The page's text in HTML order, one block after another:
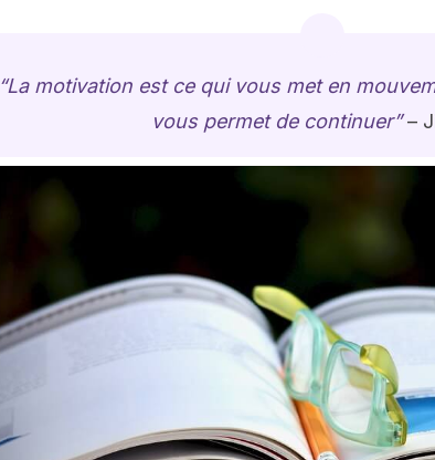
“La motivation est ce qui vous met en
vous permet de continuer”–